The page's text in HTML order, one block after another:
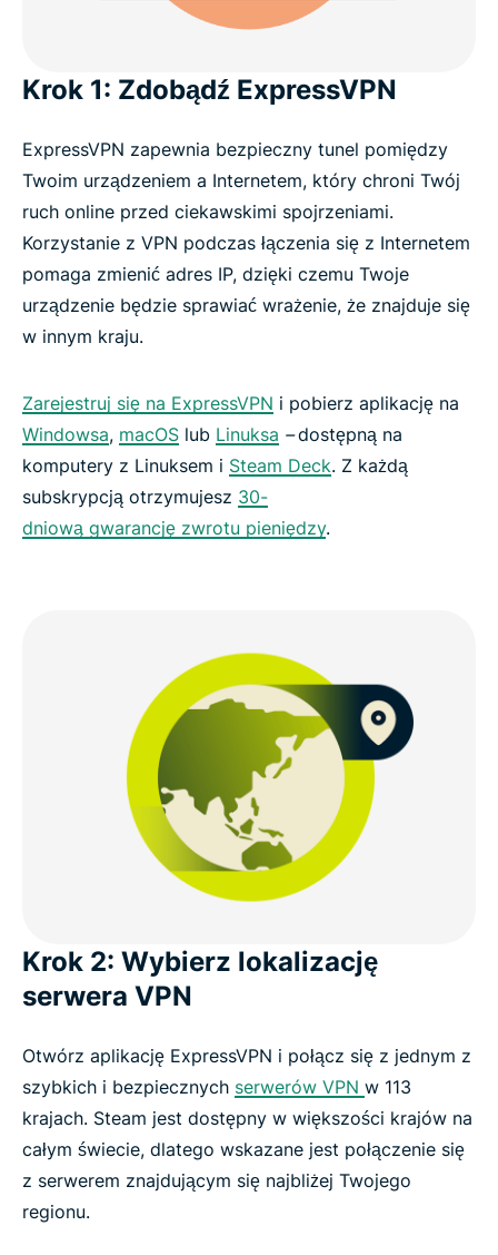
Krok 1: Zdobądź ExpressVPN
ExpressVPN zapewnia bezpieczny tunel pomiędzy
Twoim urządzeniem a Internetem, który chroni Twój
ruch online przed ciekawskimi spojrzeniami.
Korzystanie z VPN podczas łączenia się z Internetem
pomaga zmienić adres IP, dzięki czemu Twoje
urządzenie będzie sprawiać wrażenie, że znajduje się
w innym kraju.
Zarejestruj się na ExpressVPN i pobierz aplikację na
Windowsa, macOS lub Linuksa –dostępną na
komputery z Linuksem i Steam Deck. Z każdą
subskrypcją otrzymujesz 30-
dniową gwarancję zwrotu pieniędzy.
Krok 2: Wybierz lokalizację
serwera VPN
Otwórz aplikację ExpressVPN i połącz się z jednym z
szybkich i bezpiecznych serwerów VPN w 113
krajach. Steam jest dostępny w większości krajów na
całym świecie, dlatego wskazane jest połączenie się
z serwerem znajdującym się najbliżej Twojego
regionu.